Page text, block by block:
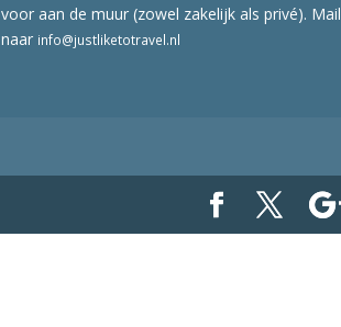
voor aan de muur (zowel zakelijk als privé). Mail
naar info@justliketotravel.nl